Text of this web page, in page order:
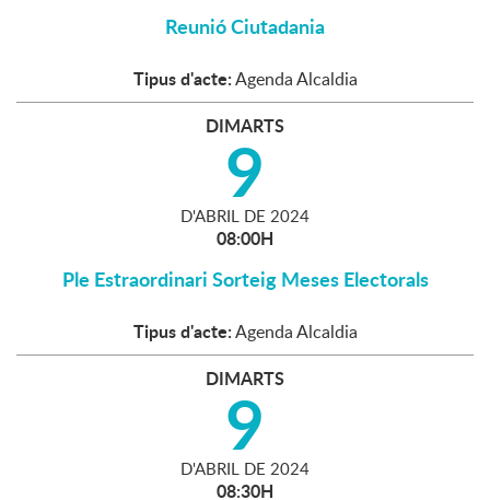
Reunió Ciutadania
Tipus d'acte:Agenda Alcaldia
DIMARTS
9
D'ABRIL DE 2024
08:00H
Ple Estraordinari Sorteig Meses Electorals
Tipus d'acte:Agenda Alcaldia
DIMARTS
9
D'ABRIL DE 2024
08:30H